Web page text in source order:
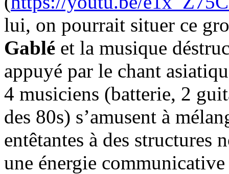
lui, on pourrait situer ce
Gablé et la musique
appuyé par le chant
4 musiciens (batterie, 2
des 80s) s’amusent à
entêtantes à des structures
une énergie